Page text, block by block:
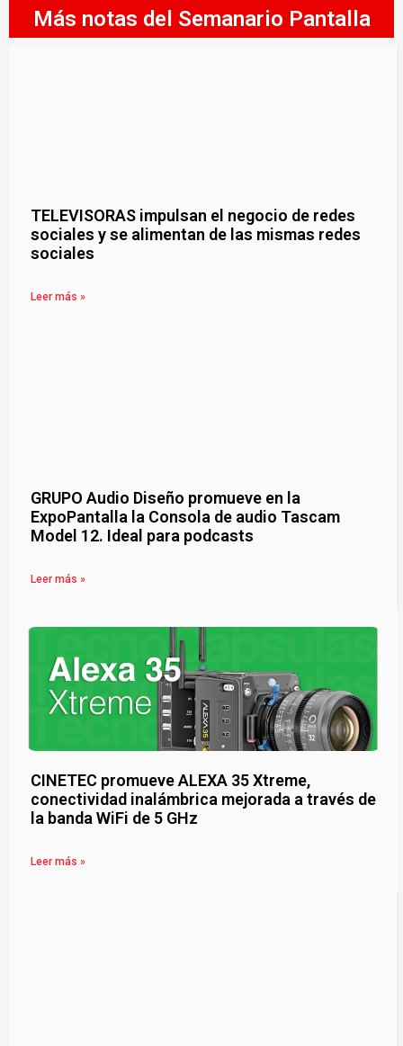
Más notas del Semanario Pantalla
TELEVISORAS impulsan el negocio de redes
sociales y se alimentan de las mismas redes
sociales
Leer más »
GRUPO Audio Diseño promueve en la
ExpoPantalla la Consola de audio Tascam
Model 12. Ideal para podcasts
Leer más »
CINETEC promueve ALEXA 35 Xtreme,
conectividad inalámbrica mejorada a través de
la banda WiFi de 5 GHz
Leer más »